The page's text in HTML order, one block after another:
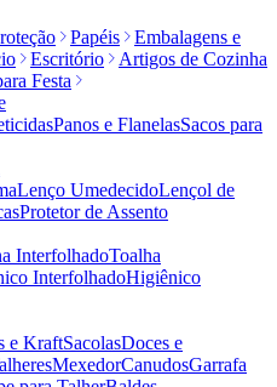
Papéis
Embalagens e
Escritório
Artigos de Cozinha
Festa
Panos e FlanelasSacos para
Lenço UmedecidoLençol de
Protetor de Assento
InterfolhadoToalha
InterfolhadoHigiênico
e KraftSacolasDoces e
MexedorCanudosGarrafa